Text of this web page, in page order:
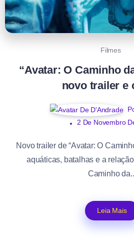
Filmes
“Avatar: O Caminho
novo trailer e
2 De Novembro
Novo trailer de “Avatar: O
aquáticas, batalhas e a
Caminho
Leia Mais